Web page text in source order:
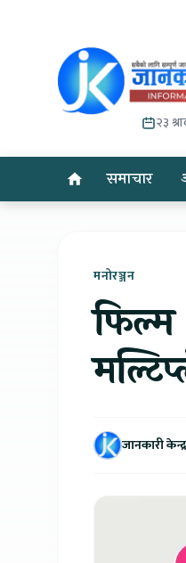
२३
समाचार
मनोरञ्जन
जानकारी केन्द्र